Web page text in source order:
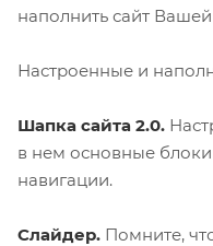
наполнить сайт
Настроенные и
Шапка сайта 2.0.
в нем основные
навигации.
Слайдер. Помните,